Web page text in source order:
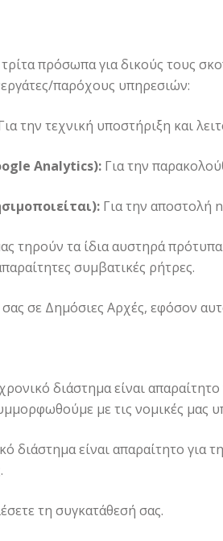
πρόσωπα για δικούς τους
παρόχους υπηρεσιών:
την τεχνική υποστήριξη και
Analytics): Για την
Για την αποστολή
τηρούν τα ίδια αυστηρά
συμβατικές ρήτρες.
σε Δημόσιες Αρχές, εφόσον
διάστημα είναι
με τις νομικές μας
διάστημα είναι απαραίτητο για
τη συγκατάθεσή σας.